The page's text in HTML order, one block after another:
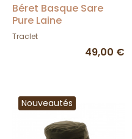
Béret Basque Sare
Pure Laine
Imperméable Noir -
Traclet
49,00 €
Nouveautés